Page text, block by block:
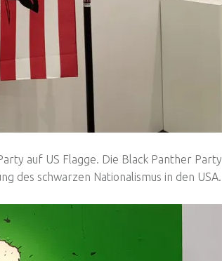
auf US Flagge. Die Black Panther Party
des schwarzen Nationalismus in den USA.